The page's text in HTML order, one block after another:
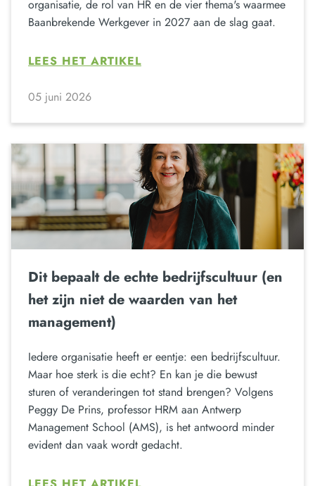
organisatie, de rol van HR en de vier thema's waarmee
Baanbrekende Werkgever in 2027 aan de slag gaat.
LEES HET ARTIKEL
05 juni 2026
Dit bepaalt de echte bedrijfscultuur (en
het zijn niet de waarden van het
management)
Iedere organisatie heeft er eentje: een bedrijfscultuur.
Maar hoe sterk is die echt? En kan je die bewust
sturen of veranderingen tot stand brengen? Volgens
Peggy De Prins, professor HRM aan Antwerp
Management School (AMS), is het antwoord minder
evident dan vaak wordt gedacht.